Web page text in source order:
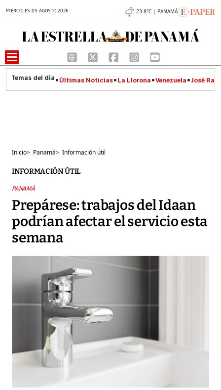
MIÉRCOLES 05 AGOSTO 2026 23.8°C | PANAMÁ
Últimas Noticias La Llorona Venezuela José
Inicio> Panamá> Información útil
INFORMACIÓN ÚTIL
PANAMÁ
Prepárese: trabajos del Idaan
podrían afectar el servicio esta
semana